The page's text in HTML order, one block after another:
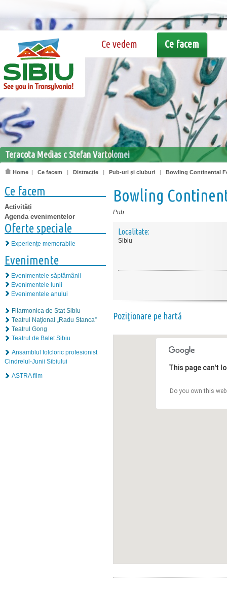
Ce vedem Ce facem
Teracota Medias c Stefan Vartolomei
Home | Ce facem | Distracție | Pub-uri şi cluburi | Bowling Continental
Ce facem
Activități
Agenda evenimentelor
Oferte speciale
Experiențe memorabile
Evenimente
Evenimentele săptămânii
Evenimentele lunii
Evenimentele anului
Filarmonica de Stat Sibiu
Teatrul Naţional „Radu Stanca”
Teatrul Gong
Teatrul de Balet Sibiu
Ansamblul folcloric profesionist
Cindrelul-Junii Sibiului
ASTRA film
Bowling
Pub
Localitate:
Sibiu
Poziţionare pe hartă
This page can't
Do you own this